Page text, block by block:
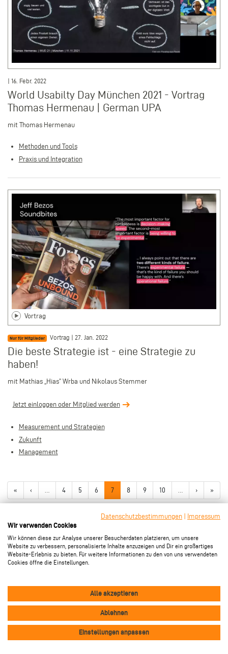
| 16. Febr. 2022
World Usabilty Day München 2021 - Vortrag
Thomas Hermenau | German UPA
mit Thomas Hermenau
Methoden und Tools
Praxis und Integration
Vortrag
Nur für Mitglieder Vortrag | 27. Jan. 2022
Die beste Strategie ist - eine Strategie zu
haben!
mit Mathias „Hias” Wrba und Nikolaus Stemmer
Jetzt einloggen oder Mitglied werden
Measurement und Strategien
Zukunft
Management
Seitennummerierung
Erste
Seite
«
Vorherige
Seite
‹ Page
4 Page
5 Page
6
Aktuelle
Seite
7 Page
8 Page
9 Page
10
Nächste
Seite
›
Seite
»
Folge uns!
Platin Plus
Datenschutzbestimmungen
Impressum
Wir verwenden Cookies
Wir können diese zur Analyse unserer Besucherdaten platzieren, um unsere
Website zu verbessern, personalisierte Inhalte anzuzeigen und Dir ein großartiges
Website-Erlebnis zu bieten. Für weitere Informationen zu den von uns verwendeten
Cookies öffne die Einstellungen.
Alle akzeptieren
Ablehnen
Einstellungen anpassen